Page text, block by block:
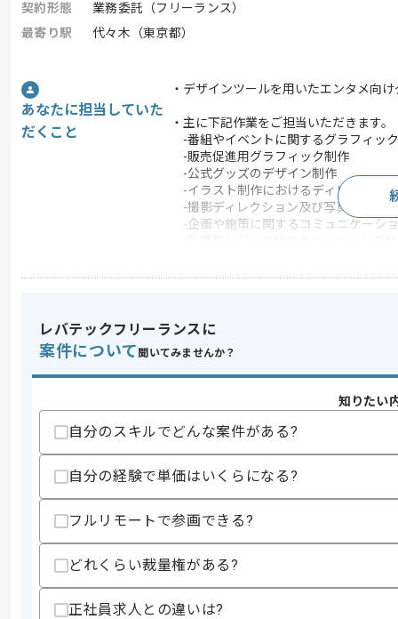
契約形態
業務委託（フリーランス）
最寄り駅
代々木（東京都）
あなたに担当していた
だくこと
・デザインツールを用いたエンタメ向
・主に下記作業をご担当いただきます。
-番組やイベントに関するグラフィッ
-販売促進用グラフィック制作
-公式グッズのデザイン制作
-イラスト制作におけるディレクション
-撮影ディレクション及び写真加工
-企画や施策に関するコミュニケーシ
この案件のポイント
特徴
スキル
求めるスキル
・PhotoshopとIllustratorを用いたデザ
・アートワーク、ロゴ、人物レタッチ
・他職種と連携したデザイン方針のす
歓迎スキル
・人物を中心とした撮影ディレクション
・ブランドデザインやマーケティング
・外部クリエイターとの協業経験
レバテックフリーランスに
案件について 聞いてみませんか？
知りたい
自分のスキルでどんな案件がある?
自分の経験で単価はいくらになる?
フルリモートで参画できる?
どれくらい裁量権がある?
正社員求人との違いは?